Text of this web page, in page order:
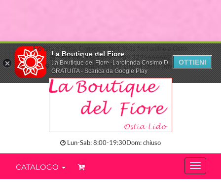
La Boutique del Fiore
La Boutique del Fiore -Larotonda Cosimo D.
GRATUITA - Scarica da Google Play
OTTIENI
Fiorista a Ostia. Consegna fiori, invia fiori online a Ostia
+39 0645425399
+39 3295664642
Via Melanesia,5-00121 Lido di Ostia (RM)
Lun-Sab: 8:00-19:30Dom: chiuso
CATALOGO